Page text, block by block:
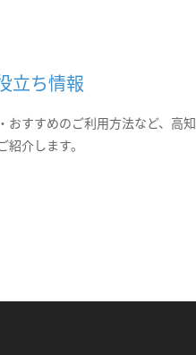
立ち情報
おすすめのご利用方法など、高知
介します。